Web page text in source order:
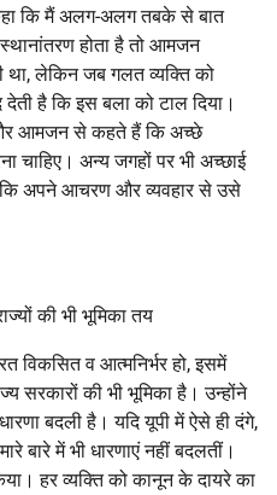
कि मैं अलग-अलग तबके से बात
होता है तो आमजन
था, लेकिन जब गलत व्यक्ति को
देती है कि इस बला को टाल दिया।
आमजन से कहते हैं कि अच्छे
चाहिए। अन्य जगहों पर भी अच्छाई
कि अपने आचरण और व्यवहार से उसे
की भी भूमिका तय
विकसित व आत्मनिर्भर हो, इसमें
सरकारों की भी भूमिका है। उन्होंने
बदली है। यदि यूपी में ऐसे ही दंगे,
बारे में भी धारणाएं नहीं बदलतीं।
हर व्यक्ति को कानून के दायरे का